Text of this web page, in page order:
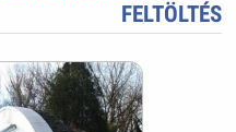
FELTÖLTÉS